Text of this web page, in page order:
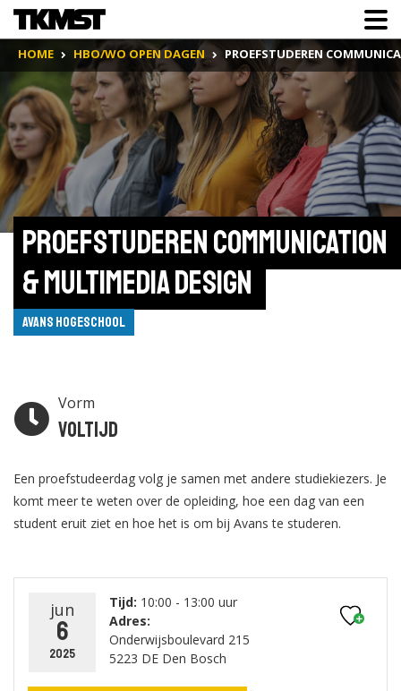
HOME HBO/WO OPEN DAGEN PROEFSTUDEREN
Proefstuderen Communication
& Multimedia Design
Avans Hogeschool
Vorm
Voltijd
Een proefstudeerdag volg je samen met andere studiekiezers. Je
komt meer te weten over de opleiding, hoe een dag van een
student eruit ziet en hoe het is om bij Avans te studeren.
jun
6
2025
Tijd: 10:00 - 13:00 uur
Adres:
Onderwijsboulevard 215
5223 DE Den Bosch